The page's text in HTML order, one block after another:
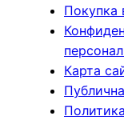
Покупка
Карта